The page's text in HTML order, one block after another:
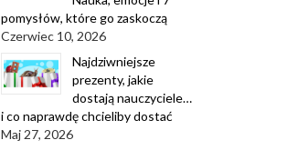
pomysłów, które go zaskoczą
Czerwiec 10, 2026
Najdziwniejsze
prezenty, jakie
dostają nauczyciele…
i co naprawdę chcieliby dostać
Maj 27, 2026